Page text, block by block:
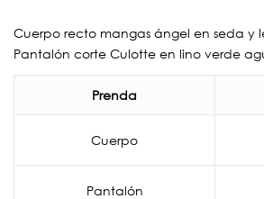
Cuerpo recto mangas ángel en seda y
Pantalón corte Culotte en lino verde
Prenda
Cuerpo
Pantalón